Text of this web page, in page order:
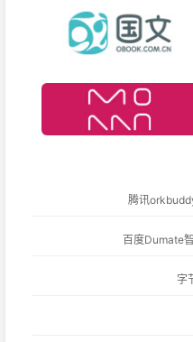
腾讯
百度Dumate
字